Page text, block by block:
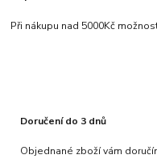
Při nákupu nad 5000Kč
Doručení do 3 dnů
Objednané zboží vám